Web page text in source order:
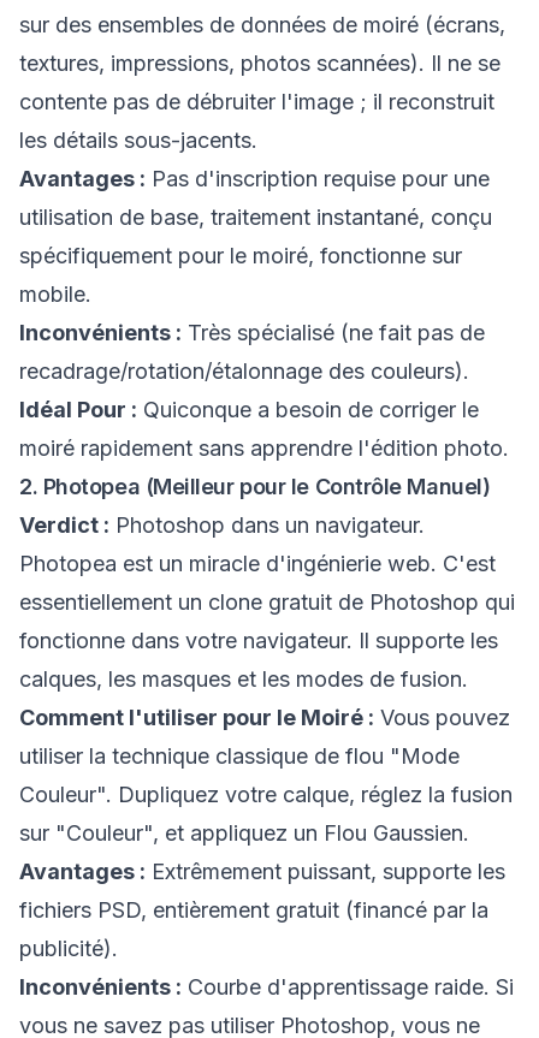
sur des ensembles de données de moiré (écrans,
textures, impressions, photos scannées). Il ne se
contente pas de débruiter l'image ; il reconstruit
les détails sous-jacents.
Avantages : Pas d'inscription requise pour une
utilisation de base, traitement instantané, conçu
spécifiquement pour le moiré, fonctionne sur
mobile.
Inconvénients : Très spécialisé (ne fait pas de
recadrage/rotation/étalonnage des couleurs).
Idéal Pour : Quiconque a besoin de corriger le
moiré rapidement sans apprendre l'édition photo.
2. Photopea (Meilleur pour le Contrôle Manuel)
Verdict : Photoshop dans un navigateur.
Photopea est un miracle d'ingénierie web. C'est
essentiellement un clone gratuit de Photoshop qui
fonctionne dans votre navigateur. Il supporte les
calques, les masques et les modes de fusion.
Comment l'utiliser pour le Moiré : Vous pouvez
utiliser la technique classique de flou "Mode
Couleur". Dupliquez votre calque, réglez la fusion
sur "Couleur", et appliquez un Flou Gaussien.
Avantages : Extrêmement puissant, supporte les
fichiers PSD, entièrement gratuit (financé par la
publicité).
Inconvénients : Courbe d'apprentissage raide. Si
vous ne savez pas utiliser Photoshop, vous ne